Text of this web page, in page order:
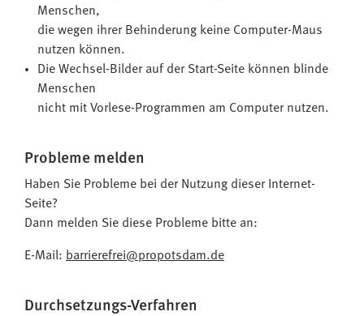
Menschen,
die wegen ihrer Behinderung keine Computer-Maus
nutzen können.
Die Wechsel-Bilder auf der Start-Seite können blinde
Menschen
nicht mit Vorlese-Programmen am Computer nutzen.
Probleme melden
Haben Sie Probleme bei der Nutzung dieser Internet-
Seite?
Dann melden Sie diese Probleme bitte an:
E-Mail: barrierefrei@propotsdam.de
Durchsetzungs-Verfahren